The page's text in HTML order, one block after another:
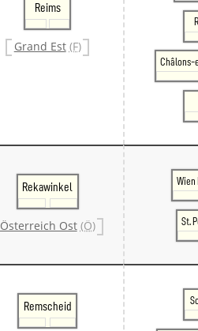
Reims
Grand Est (F)
Châlons-
Rekawinkel
Österreich Ost (Ö) St.
Remscheid